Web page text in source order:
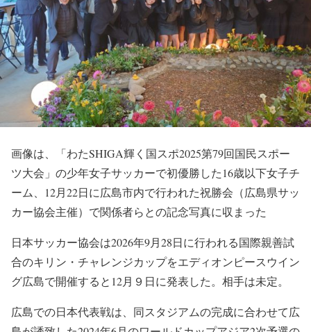
画像は、「わたSHIGA輝く国スポ2025第79回国民スポー
ツ大会」の少年女子サッカーで初優勝した16歳以下女子チ
ーム、12月22日に広島市内で行われた祝勝会（広島県サッ
カー協会主催）で関係者らとの記念写真に収まった
日本サッカー協会は2026年9月28日に行われる国際親善試
合のキリン・チャレンジカップをエディオンピースウイン
グ広島で開催すると12月９日に発表した。相手は未定。
広島での日本代表戦は、同スタジアムの完成に合わせて広